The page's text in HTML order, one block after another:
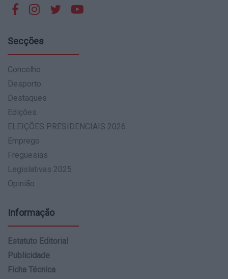
Secções
Concelho
Desporto
Destaques
Edições
ELEIÇÕES PRESIDENCIAIS 2026
Emprego
Freguesias
Legislativas 2025
Opinião
Informação
Estatuto Editorial
Publicidade
Ficha Técnica